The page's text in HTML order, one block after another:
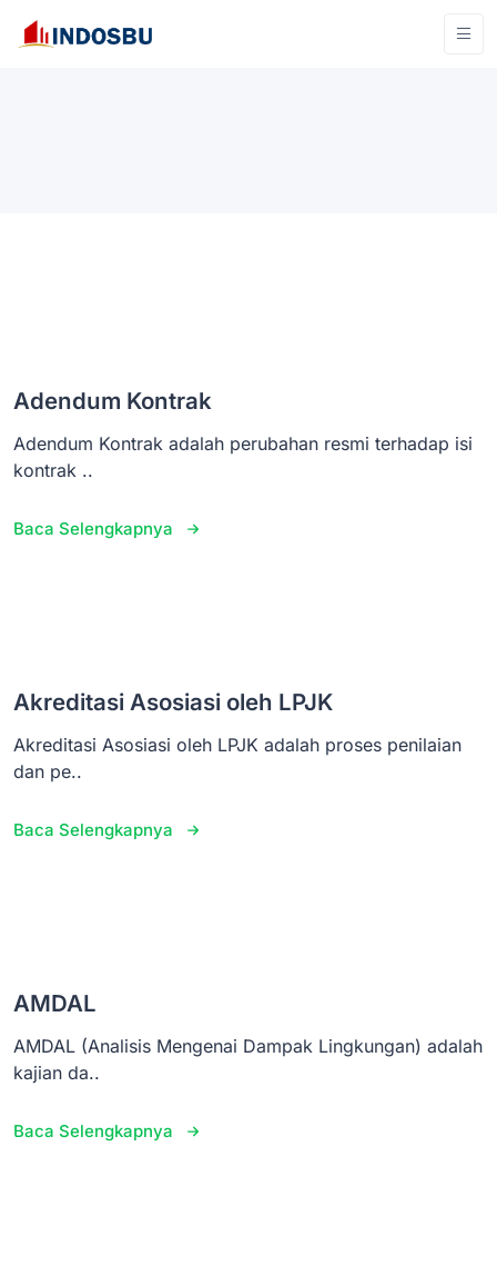
Adendum Kontrak
Adendum Kontrak adalah perubahan resmi terhadap isi
kontrak ..
Baca Selengkapnya
Akreditasi Asosiasi oleh LPJK
Akreditasi Asosiasi oleh LPJK adalah proses penilaian
dan pe..
Baca Selengkapnya
AMDAL
AMDAL (Analisis Mengenai Dampak Lingkungan) adalah
kajian da..
Baca Selengkapnya